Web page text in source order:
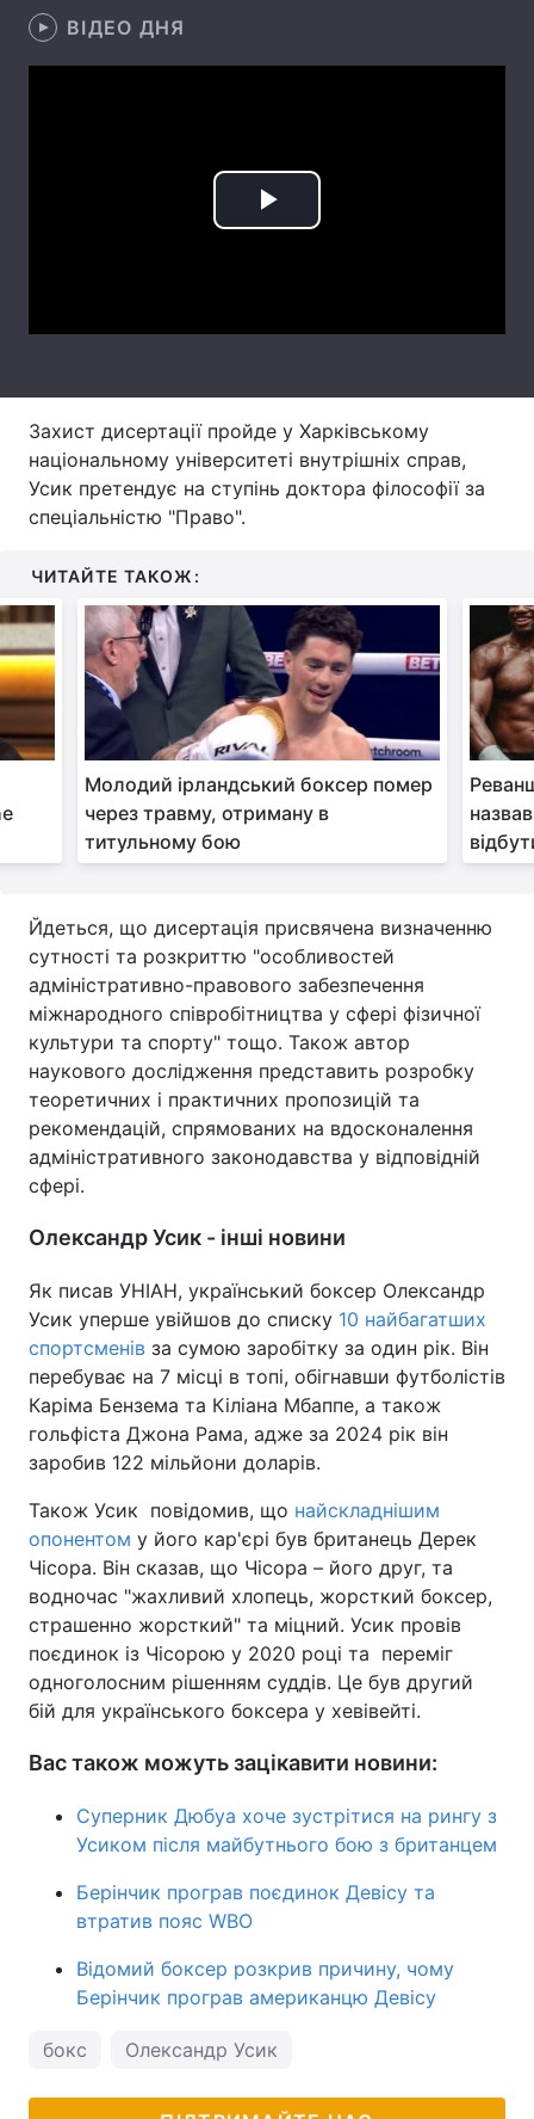
Лонгріди
ВІДЕО ДНЯ
Play
Захист дисертації пройде у Харківському
національному університеті внутрішніх справ,
Усик претендує на ступінь доктора філософії за
спеціальністю "Право".
ЧИТАЙТЕ ТАКОЖ:
Молодий ірландський боксер помер
через травму, отриману в
титульному бою
Йдеться, що дисертація присвячена визначенню
сутності та розкриттю "особливостей
адміністративно-правового забезпечення
міжнародного співробітництва у сфері фізичної
культури та спорту" тощо. Також автор
наукового дослідження представить розробку
теоретичних і практичних пропозицій та
рекомендацій, спрямованих на вдосконалення
адміністративного законодавства у відповідній
сфері.
Олександр Усик - інші новини
Як писав УНІАН, український боксер Олександр
Усик уперше увійшов до списку 10 найбагатших
спортсменів за сумою заробітку за один рік. Він
перебуває на 7 місці в топі, обігнавши футболістів
Каріма Бензема та Кіліана Мбаппе, а також
гольфіста Джона Рама, адже за 2024 рік він
заробив 122 мільйони доларів.
Також Усик повідомив, що найскладнішим
опонентом у його кар'єрі був британець Дерек
Чісора. Він сказав, що Чісора – його друг, та
водночас "жахливий хлопець, жорсткий боксер,
страшенно жорсткий" та міцний. Усик провів
поєдинок із Чісорою у 2020 році та переміг
одноголосним рішенням суддів. Це був другий
бій для українського боксера у хевівейті.
Вас також можуть зацікавити новини:
Суперник Дюбуа хоче зустрітися на рингу з
Усиком після майбутнього бою з британцем
Берінчик програв поєдинок Девісу та
втратив пояс WBO
Відомий боксер розкрив причину, чому
Берінчик програв американцю Девісу
бокс Олександр Усик